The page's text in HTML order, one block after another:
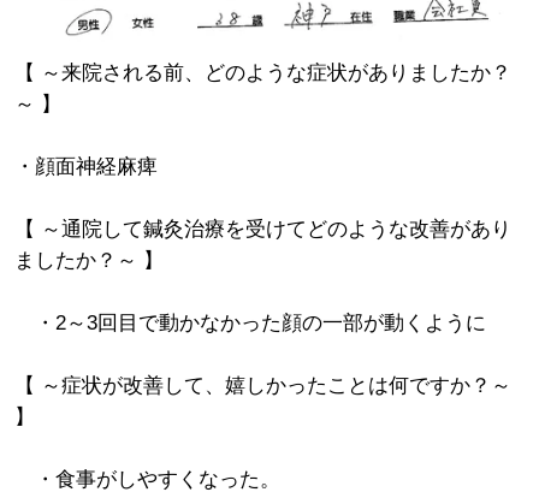
【 ～来院される前、どのような症状がありましたか？
～ 】
・顔面神経麻痺
【 ～通院して鍼灸治療を受けてどのような改善があり
ましたか？～ 】
・2～3回目で動かなかった顔の一部が動くように
【 ～症状が改善して、嬉しかったことは何ですか？～
】
・食事がしやすくなった。